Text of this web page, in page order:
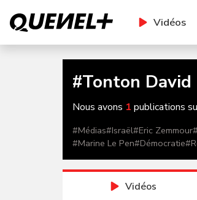
Vidéos
#Tonton David
Nous avons 1 publications
#Médias#Israël#Eric Zemmour#
#Marine Le Pen#Démocratie#
Vidéos